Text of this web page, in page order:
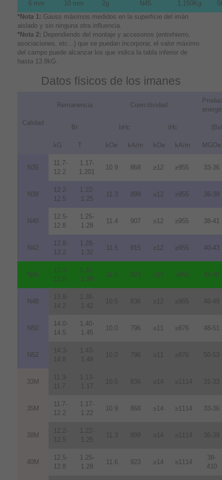
6 mm 10 mm 2g N45 1,150Kg
*Nota 1: Gauss máximos medidos en la superficie del imán
aislado y sin ninguna otra influencia.
*Nota 2: Dependiendo del montaje y accesorios (entrehierro,
asociaciones, etc...) que se puedan incorporar, el valor máximo
del campo puede alcanzar los que indica la tabla inferior de
hasta 13.8kG.
Datos físicos de los imanes
Calidad
Remanencia Coercitividad
Br bHc iHc
kG T kOe kA/m kOe kA/m MGOe
N35
11.7-
12.2
1.17-
1.201
10.9 868 ≥12 ≥955 33-36
N38
12.2-
12.5
1.22-
1.25
11.3 899 ≥12 ≥955 36-39
N40
12.5-
12.8
1.25-
1.28
11.4 907 ≥12 ≥955 38-41
N42
12.8-
13.2
1.28-
1.32
11.5 915 ≥12 ≥955 40-43
N45
13.2-
13.8
1.32-
1.38
11.6 923 ≥12 ≥955 43-46
N48
13.8-
14.2
1.38-
1.42
10.5 836 ≥12 ≥955 46-49
N50
14.0-
14.5
1.40-
1.45
10.0 796 ≥11 ≥876 48-51
N52
14.3-
14.8
1.43-
1.48
10.0 796 ≥11 ≥876 50-53
33M
11.3-
11.7
1.13-
1.17
10.5 836 ≥14 ≥1114 31-33
35M
11.7-
12.2
1.17-
1.22
10.9 868 ≥14 ≥1114 33-36
38M
12.2-
12.5
1.22-
1.25
11.3 899 ≥14 ≥1114 36-39
40M
12.5-
12.8
1.25-
1.28
11.6 923 ≥14 ≥1114
38-
410